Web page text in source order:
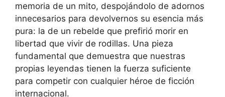
memoria de un mito, despojándolo de adornos
innecesarios para devolvernos su esencia más
pura: la de un rebelde que prefirió morir en
libertad que vivir de rodillas. Una pieza
fundamental que demuestra que nuestras
propias leyendas tienen la fuerza suficiente
para competir con cualquier héroe de ficción
internacional.